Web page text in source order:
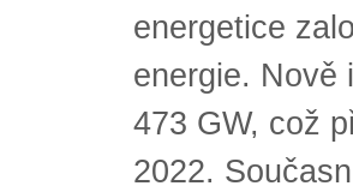
energetice
energie. Nově
473 GW, což
2022.